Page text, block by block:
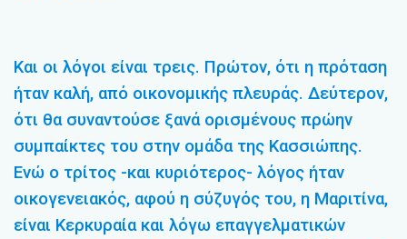
Και οι λόγοι είναι τρεις. Πρώτον, ότι η πρόταση
ήταν καλή, από οικονομικής πλευράς. Δεύτερον,
ότι θα συναντούσε ξανά ορισμένους πρώην
συμπαίκτες του στην ομάδα της Κασσιώπης.
Ενώ ο τρίτος -και κυριότερος- λόγος ήταν
οικογενειακός, αφού η σύζυγός του, η Μαριτίνα,
είναι Κερκυραία και λόγω επαγγελματικών